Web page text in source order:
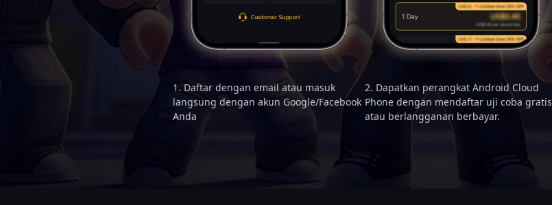
1. Daftar dengan email atau masuk
langsung dengan akun Google/Facebook
Anda
2. Dapatkan perangkat Android Cloud
Phone dengan mendaftar uji coba gratis
atau berlangganan berbayar.